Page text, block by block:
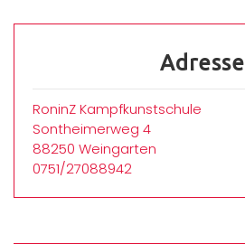
Adresse
RoninZ Kampfkunstschule
Sontheimerweg 4
88250 Weingarten
0751/27088942